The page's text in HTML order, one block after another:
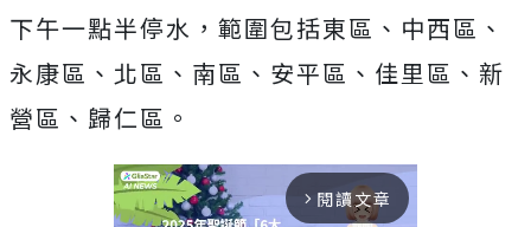
下午一點半停水，範圍包括東區、中西區、
永康區、北區、南區、安平區、佳里區、新
營區、歸仁區。
arrow_forward_ios 閱讀文章